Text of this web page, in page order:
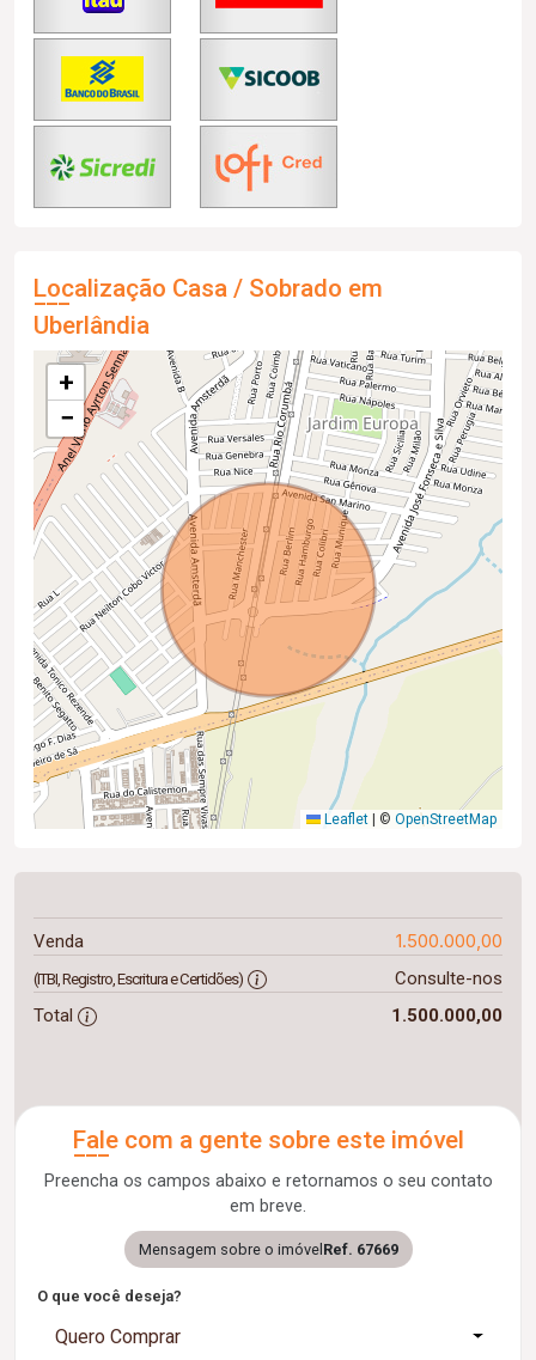
Localização Casa / Sobrado em
Uberlândia
+
−
Leaflet | © OpenStreetMap
Venda 1.500.000,00
(ITBI, Registro, Escritura e Certidões)
Consulte-nos
Total
1.500.000,00
Fale com a gente sobre este imóvel
Preencha os campos abaixo e retornamos o seu contato
em breve.
Mensagem sobre o imóvelRef. 67669
O que você deseja?
Quero Comprar